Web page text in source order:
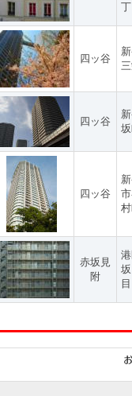
四ッ谷
四ッ谷
四ッ谷
赤坂見
附
目